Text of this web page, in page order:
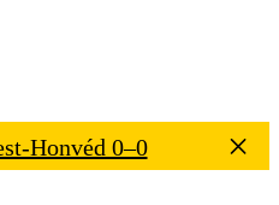
Honvéd 0–0